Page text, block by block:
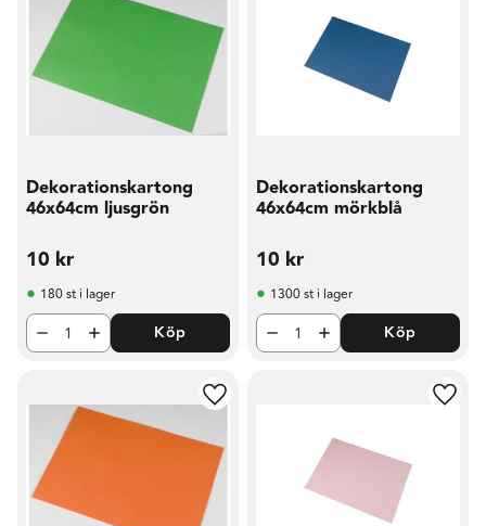
Dekorationskartong
46x64cm ljusgrön
10 kr
180 st i lager
Köp
Dekorationskartong
46x64cm mörkblå
10 kr
1300 st i lager
Köp
Lägg till i favoriter